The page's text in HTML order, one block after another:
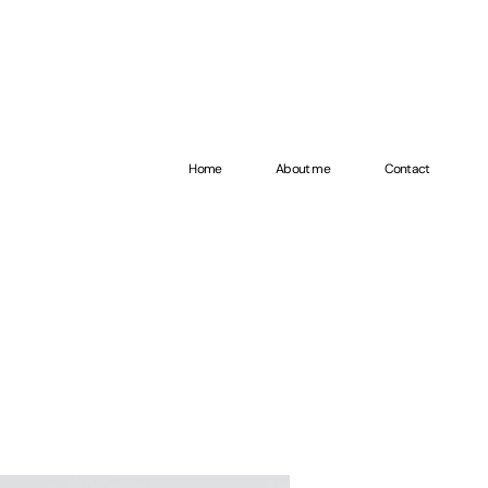
Home About me Contact